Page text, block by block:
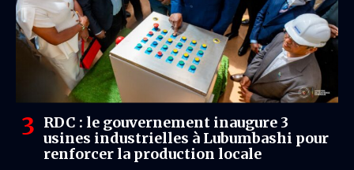
RDC : le gouvernement inaugure 3
usines industrielles à Lubumbashi pour
renforcer la production locale